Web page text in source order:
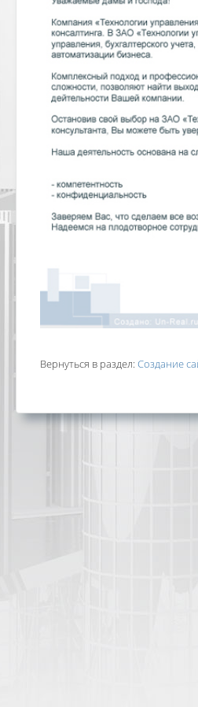
Вернуться в раздел: Создание